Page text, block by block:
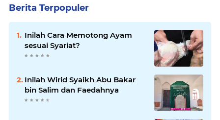
Berita Terpopuler
Inilah Cara Memotong Ayam
sesuai Syariat?
Inilah Wirid Syaikh Abu Bakar
bin Salim dan Faedahnya